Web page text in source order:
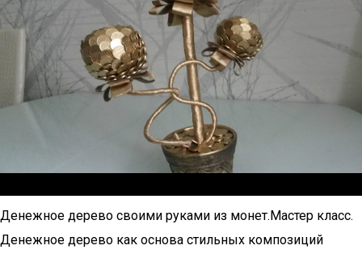
Денежное дерево своими руками из монет.Мастер класс.
Денежное дерево как основа стильных композиций